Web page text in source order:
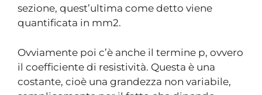
sezione, quest’ultima come detto viene
quantificata in mm2.
Ovviamente poi c’è anche il termine p, ovvero
il coefficiente di resistività. Questa è una
costante, cioè una grandezza non variabile,